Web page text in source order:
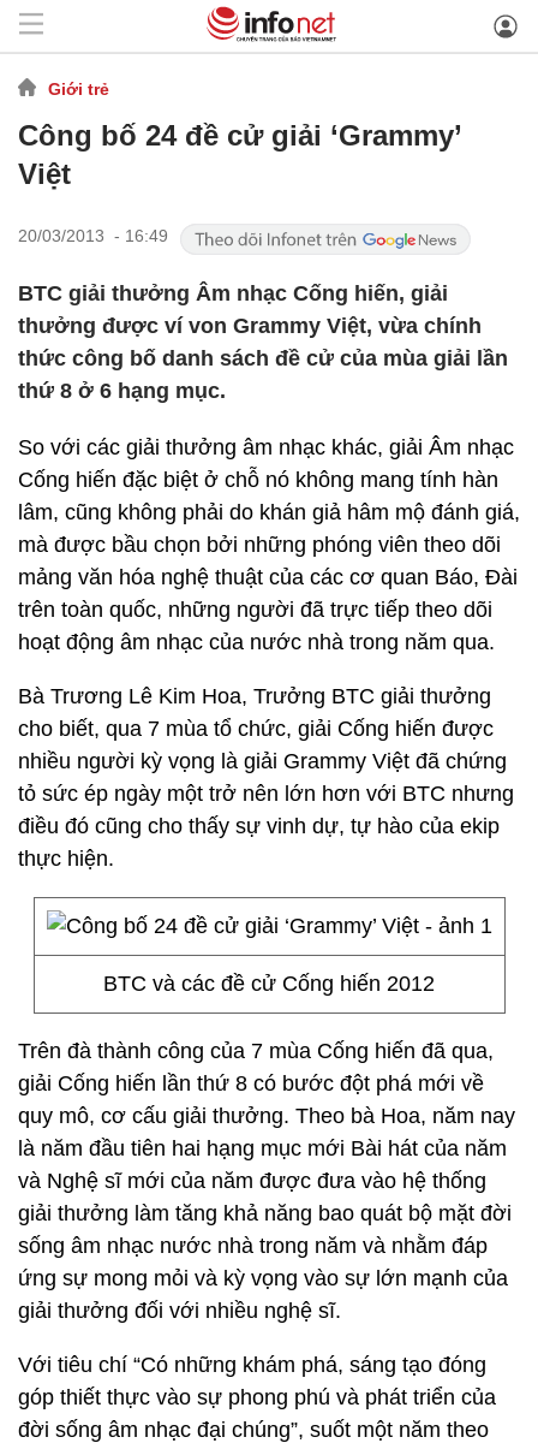
Giới trẻ
Công bố 24 đề cử giải ‘Grammy’
Việt
20/03/2013 - 16:49
BTC giải thưởng Âm nhạc Cống hiến, giải
thưởng được ví von Grammy Việt, vừa chính
thức công bố danh sách đề cử của mùa giải lần
thứ 8 ở 6 hạng mục.
So với các giải thưởng âm nhạc khác, giải Âm nhạc
Cống hiến đặc biệt ở chỗ nó không mang tính hàn
lâm, cũng không phải do khán giả hâm mộ đánh giá,
mà được bầu chọn bởi những phóng viên theo dõi
mảng văn hóa nghệ thuật của các cơ quan Báo, Đài
trên toàn quốc, những người đã trực tiếp theo dõi
hoạt động âm nhạc của nước nhà trong năm qua.
Bà Trương Lê Kim Hoa, Trưởng BTC giải thưởng
cho biết, qua 7 mùa tổ chức, giải Cống hiến được
nhiều người kỳ vọng là giải Grammy Việt đã chứng
tỏ sức ép ngày một trở nên lớn hơn với BTC nhưng
điều đó cũng cho thấy sự vinh dự, tự hào của ekip
thực hiện.
BTC và các đề cử Cống hiến 2012
Trên đà thành công của 7 mùa Cống hiến đã qua,
giải Cống hiến lần thứ 8 có bước đột phá mới về
quy mô, cơ cấu giải thưởng. Theo bà Hoa, năm nay
là năm đầu tiên hai hạng mục mới Bài hát của năm
và Nghệ sĩ mới của năm được đưa vào hệ thống
giải thưởng làm tăng khả năng bao quát bộ mặt đời
sống âm nhạc nước nhà trong năm và nhằm đáp
ứng sự mong mỏi và kỳ vọng vào sự lớn mạnh của
giải thưởng đối với nhiều nghệ sĩ.
Với tiêu chí “Có những khám phá, sáng tạo đóng
góp thiết thực vào sự phong phú và phát triển của
đời sống âm nhạc đại chúng”, suốt một năm theo